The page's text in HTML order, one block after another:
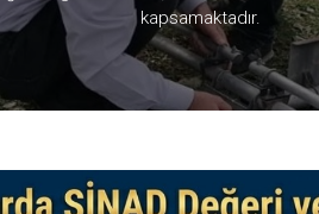
kapsamaktadır.